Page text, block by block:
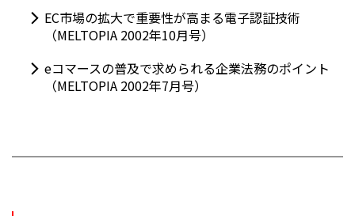
EC市場の拡大で重要性が高まる電子認証技術
（MELTOPIA 2002年10月号）
eコマースの普及で求められる企業法務のポイント
（MELTOPIA 2002年7月号）